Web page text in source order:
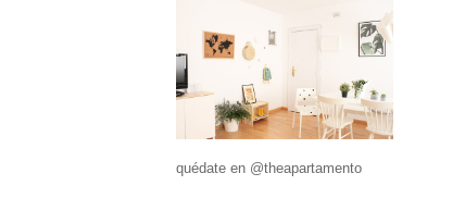
quédate en @theapartamento